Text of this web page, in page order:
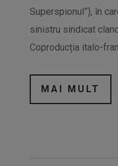
Superspionul”), în
sinistru sindicat
Coproducția italo-
MAI MULT